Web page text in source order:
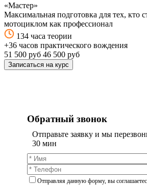
«Мастер»
Максимальная подготовка для тех, кто
мотоциклом как профессионал
134 часа теории
+36 часов практического вождения
51 500 руб 46 500 руб
Записаться на курс
Обратный звонок
Отправьте заявку и мы
30 мин
Отправляя данную форму, вы